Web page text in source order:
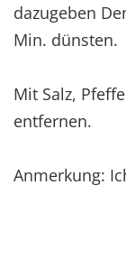
dazugeben
Min. dünsten.
Mit Salz,
entfernen.
Anmerkung: